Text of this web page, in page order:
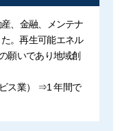
、金融、メンテナ
。再生可能エネル
願いであり地域創
ス業） ⇒1 年間で